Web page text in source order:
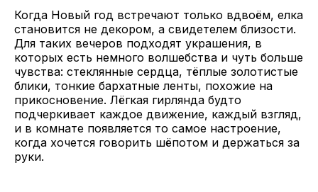
Когда Новый год встречают только вдвоём, елка
становится не декором, а свидетелем близости.
Для таких вечеров подходят украшения, в
которых есть немного волшебства и чуть больше
чувства: стеклянные сердца, тёплые золотистые
блики, тонкие бархатные ленты, похожие на
прикосновение. Лёгкая гирлянда будто
подчеркивает каждое движение, каждый взгляд,
и в комнате появляется то самое настроение,
когда хочется говорить шёпотом и держаться за
руки.